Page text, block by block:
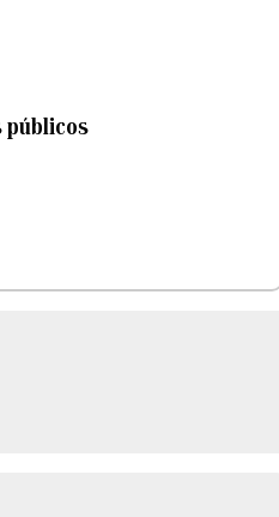
públicos